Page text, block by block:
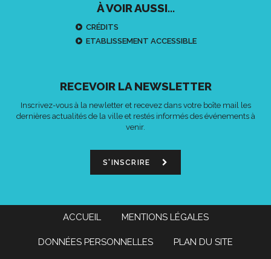
À VOIR AUSSI...
CRÉDITS
ETABLISSEMENT ACCESSIBLE
RECEVOIR LA NEWSLETTER
Inscrivez-vous à la newletter et recevez dans votre boîte mail les
dernières actualités de la ville et restés informés des événements à
venir.
S'INSCRIRE
ACCUEIL MENTIONS LÉGALES
DONNÉES PERSONNELLES PLAN DU SITE